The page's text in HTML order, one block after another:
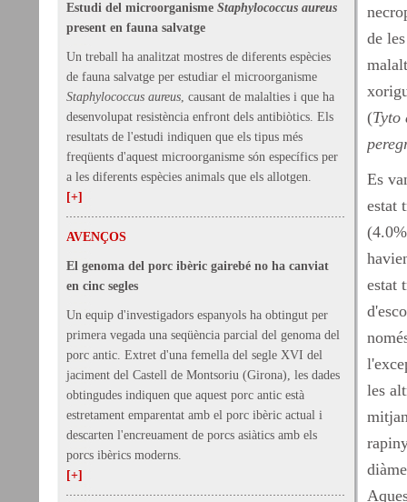
Estudi del microorganisme Staphylococcus aureus
present en fauna salvatge
Un treball ha analitzat mostres de diferents espècies
de fauna salvatge per estudiar el microorganisme
Staphylococcus aureus, causant de malalties i que ha
desenvolupat resistència enfront dels antibiòtics. Els
resultats de l'estudi indiquen que els tipus més
freqüents d'aquest microorganisme són específics per
a les diferents espècies animals que els allotgen.
[+]
AVENÇOS
El genoma del porc ibèric gairebé no ha canviat
en cinc segles
Un equip d'investigadors espanyols ha obtingut per
primera vegada una seqüència parcial del genoma del
porc antic. Extret d'una femella del segle XVI del
jaciment del Castell de Montsoriu (Girona), les dades
obtingudes indiquen que aquest porc antic està
estretament emparentat amb el porc ibèric actual i
descarten l'encreuament de porcs asiàtics amb els
porcs ibèrics moderns.
[+]
de
(Tyto
Es
estat
estat
les